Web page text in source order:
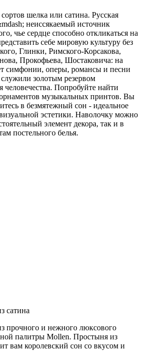
шелка или сатина. Русская
неиссякаемый источник
чье сердце способно откликаться на
себе мировую культуру без
Глинки, Римского-Корсакова,
Прокофьева, Шостаковича: на
симфонии, оперы, романсы и песни
золотым резервом
человечества. Попробуйте найти
музыкальных принтов. Вы
в безмятежный сон - идеальное
эстетики. Наволочку можно
элемент декора, так и в
постельного белья.
сатина
прочного и нежного люксового
палитры Mollen. Простыня из
вам королевский сон со вкусом и